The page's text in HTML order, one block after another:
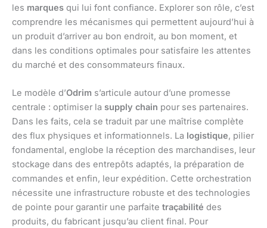
les marques qui lui font confiance. Explorer son rôle, c’est
comprendre les mécanismes qui permettent aujourd’hui à
un produit d’arriver au bon endroit, au bon moment, et
dans les conditions optimales pour satisfaire les attentes
du marché et des consommateurs finaux.
Le modèle d’Odrim s’articule autour d’une promesse
centrale : optimiser la supply chain pour ses partenaires.
Dans les faits, cela se traduit par une maîtrise complète
des flux physiques et informationnels. La logistique, pilier
fondamental, englobe la réception des marchandises, leur
stockage dans des entrepôts adaptés, la préparation de
commandes et enfin, leur expédition. Cette orchestration
nécessite une infrastructure robuste et des technologies
de pointe pour garantir une parfaite traçabilité des
produits, du fabricant jusqu’au client final. Pour